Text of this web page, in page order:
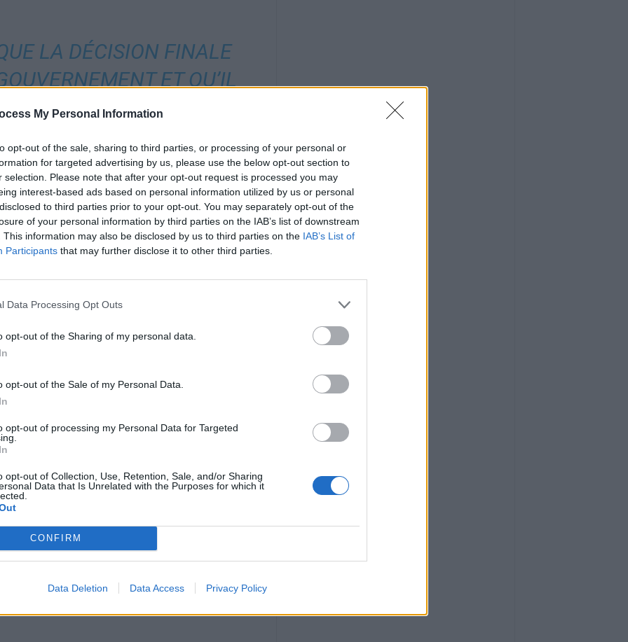
My Personal Information
opt-out of the sale, sharing to third parties, or processing of your personal or
for targeted advertising by us, please use the below opt-out section to
selection. Please note that after your opt-out request is processed you may
interest-based ads based on personal information utilized by us or personal
to third parties prior to your opt-out. You may separately opt-out of the
of your personal information by third parties on the IAB’s list of downstream
This information may also be disclosed by us to third parties on the IAB’s List of
Participants that may further disclose it to other third parties.
Data Processing Opt Outs
opt-out of the Sharing of my personal data.
opt-out of the Sale of my Personal Data.
opt-out of processing my Personal Data for Targeted
opt-out of Collection, Use, Retention, Sale, and/or Sharing
Data that Is Unrelated with the Purposes for which it
CONFIRM
Data Deletion Data Access Privacy Policy
LA DÉCISION FINALE
ET QU’IL
DISCUSSION POUR
TOUS LES ACTEURS
l’Assurance maladie
», l’Assurance maladie recommande d’interdire
2009 et après. Cette proposition s’inscrit dans une
et à limiter la consommation de tabac.
d’afficher le NutriScore sur les produits
les produits ultra-transformés, ainsi que l’obligation de
âgées de plus de 12 ans.
permettre de réduire de 10 milliards d’euros le
Article suivant
Boutons de chaleur en été : comment
les reconnaître et les soigner